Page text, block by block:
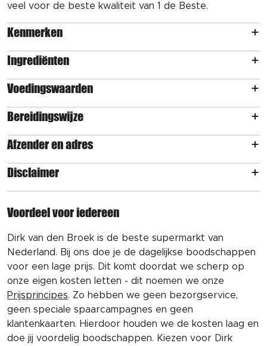
veel voor de beste kwaliteit van 1 de Beste.
Kenmerken
Ingrediënten
Voedingswaarden
Bereidingswijze
Afzender en adres
Disclaimer
Voordeel voor iedereen
Dirk van den Broek is de beste supermarkt van
Nederland. Bij ons doe je de dagelijkse boodschappen
voor een lage prijs. Dit komt doordat we scherp op
onze eigen kosten letten - dit noemen we onze
Prijsprincipes. Zo hebben we geen bezorgservice,
geen speciale spaarcampagnes en geen
klantenkaarten. Hierdoor houden we de kosten laag en
doe jij voordelig boodschappen. Kiezen voor Dirk